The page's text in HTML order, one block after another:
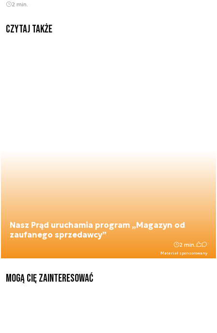
2 min.
Czytaj także
Nasz Prąd uruchamia program „Magazyn od
zaufanego sprzedawcy”
Materiał sponsorowany
2 min.
Mogą Cię zainteresować